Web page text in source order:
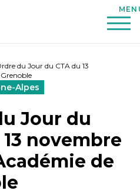
du Jour du CTA du 13
Alpes
Jour du
13 novembre
de